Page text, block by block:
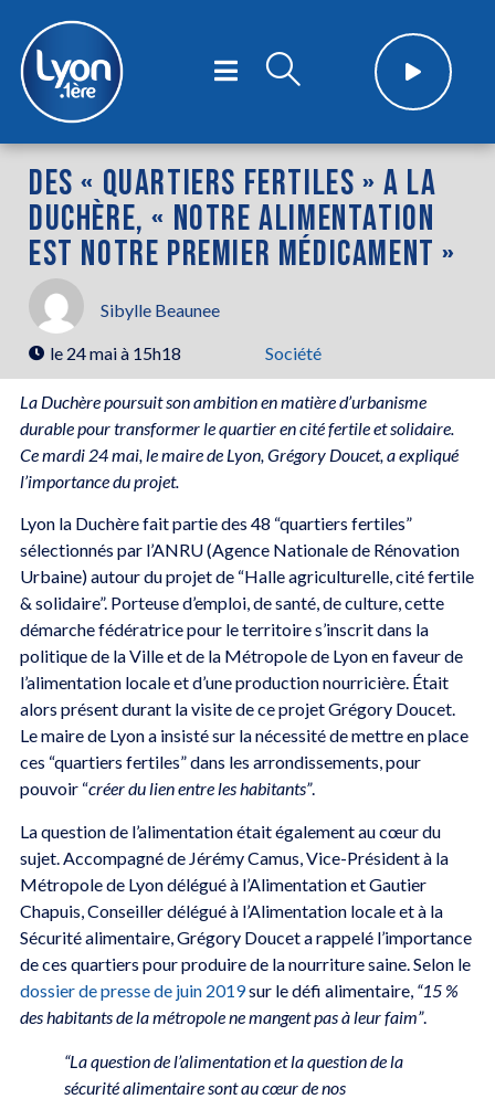
DES « QUARTIERS FERTILES » A LA
DUCHÈRE, « NOTRE ALIMENTATION
EST NOTRE PREMIER MÉDICAMENT »
Sibylle Beaunee
le 24 mai à 15h18 Société
La Duchère poursuit son ambition en matière d’urbanisme
durable pour transformer le quartier en cité fertile et solidaire.
Ce mardi 24 mai, le maire de Lyon, Grégory Doucet, a expliqué
l’importance du projet.
Lyon la Duchère fait partie des 48 “quartiers fertiles”
sélectionnés par l’ANRU (Agence Nationale de Rénovation
Urbaine) autour du projet de “Halle agriculturelle, cité fertile
& solidaire”. Porteuse d’emploi, de santé, de culture, cette
démarche fédératrice pour le territoire s’inscrit dans la
politique de la Ville et de la Métropole de Lyon en faveur de
l’alimentation locale et d’une production nourricière. Était
alors présent durant la visite de ce projet Grégory Doucet.
Le maire de Lyon a insisté sur la nécessité de mettre en place
ces “quartiers fertiles” dans les arrondissements, pour
pouvoir “créer du lien entre les habitants”.
La question de l’alimentation était également au cœur du
sujet. Accompagné de Jérémy Camus, Vice-Président à la
Métropole de Lyon délégué à l’Alimentation et Gautier
Chapuis, Conseiller délégué à l’Alimentation locale et à la
Sécurité alimentaire, Grégory Doucet a rappelé l’importance
de ces quartiers pour produire de la nourriture saine. Selon le
dossier de presse de juin 2019sur le défi alimentaire, “15 %
des habitants de la métropole ne mangent pas à leur faim”.
“La question de l’alimentation et la question de la
sécurité alimentaire sont au cœur de nos